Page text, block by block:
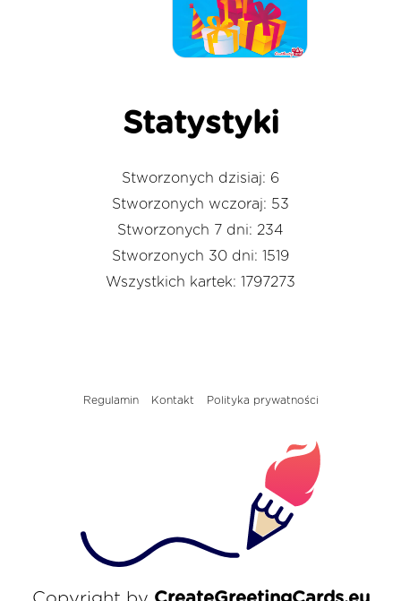
Statystyki
Stworzonych dzisiaj: 6
Stworzonych wczoraj: 53
Stworzonych 7 dni: 234
Stworzonych 30 dni: 1519
Wszystkich kartek: 1797273
Regulamin Kontakt Polityka prywatności